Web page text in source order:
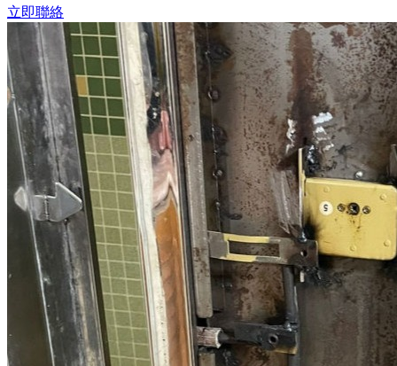
立即聯絡